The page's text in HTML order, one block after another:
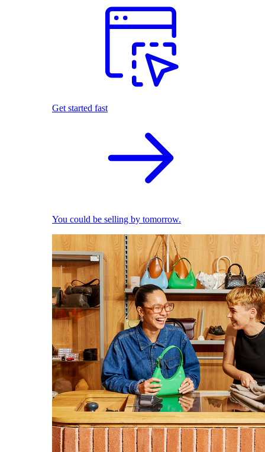
Get started fast
You could be selling by tomorrow.